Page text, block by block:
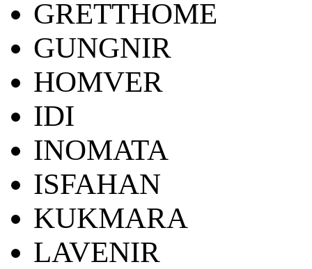
GRETTHOME
GUNGNIR
HOMVER
IDI
INOMATA
ISFAHAN
KUKMARA
LAVENIR